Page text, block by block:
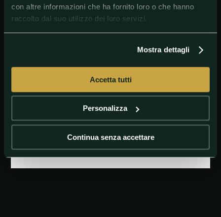
con altre informazioni che ha fornito loro o che hanno
raccolto dal suo utilizzo dei loro servizi.
Mostra dettagli
Accetta tutti
Personalizza
Continua senza accettare
GETTY IMAGES Paola Egonu